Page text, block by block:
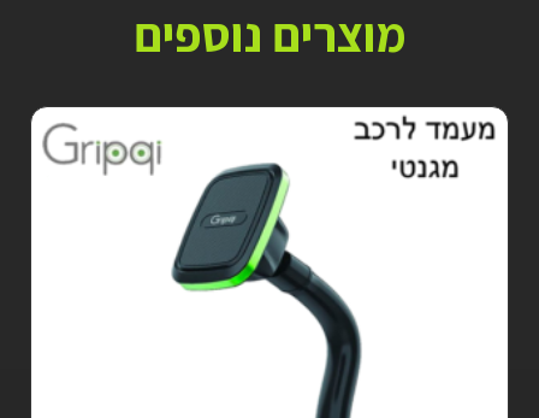
מוצרים נוספים